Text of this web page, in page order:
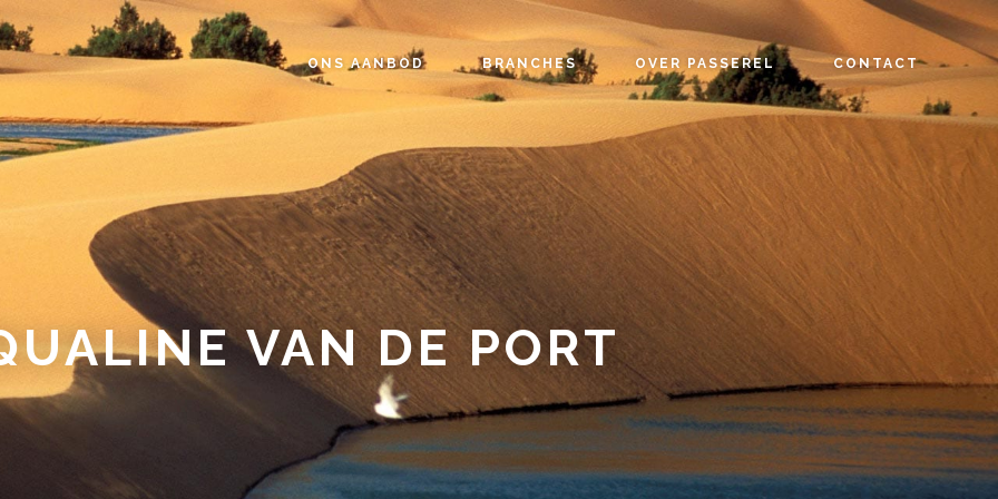
ONS AANBOD BRANCHES OVER PASSEREL CONTACT
VAN DE PORT